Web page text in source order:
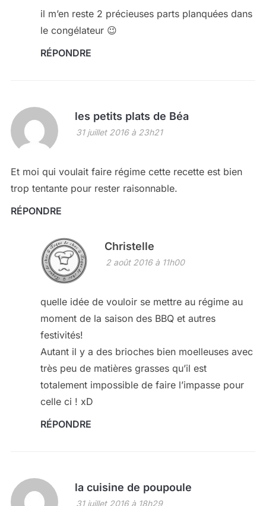
il m’en reste 2 précieuses parts planquées dans
le congélateur 😉
RÉPONDRE
les petits plats de Béa
31 juillet 2016 à 23h21
Et moi qui voulait faire régime cette recette est bien
trop tentante pour rester raisonnable.
RÉPONDRE
Christelle
2 août 2016 à 11h00
quelle idée de vouloir se mettre au régime au
moment de la saison des BBQ et autres
festivités!
Autant il y a des brioches bien moelleuses avec
très peu de matières grasses qu’il est
totalement impossible de faire l’impasse pour
celle ci ! xD
RÉPONDRE
la cuisine de poupoule
31 juillet 2016 à 18h29